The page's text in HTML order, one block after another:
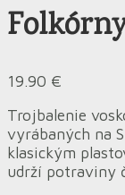
19.90 €
Trojbalenie
vyrábaných na
klasickým
udrží potraviny